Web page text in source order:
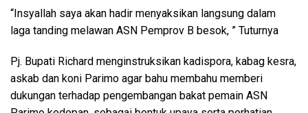
“Insyallah saya akan hadir menyaksikan langsung dalam
laga tanding melawan ASN Pemprov B besok, ” Tuturnya
Pj. Bupati Richard menginstruksikan kadispora, kabag kesra,
askab dan koni Parimo agar bahu membahu memberi
dukungan terhadap pengembangan bakat pemain ASN